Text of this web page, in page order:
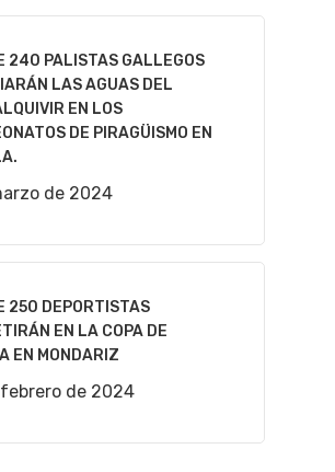
240 PALISTAS GALLEGOS
LAS AGUAS DEL
EN LOS
DE PIRAGÜISMO EN
de 2024
250 DEPORTISTAS
EN LA COPA DE
EN MONDARIZ
de 2024